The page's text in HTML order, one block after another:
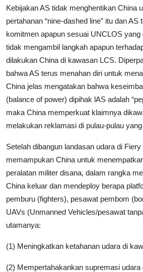
Kebijakan AS tidak menghentikan China
pertahanan “nine-dashed line” itu dan AS
komitmen apapun sesuai UNCLOS
tidak mengambil langkah apapun
dilakukan China di kawasan LCS.
bahwa AS terus menahan diri untuk
China jelas mengatakan bahwa
(balance of power) dipihak lAS adalah
maka China memperkuat klaimnya
melakukan reklamasi di pulau-pulau yang
Setelah dibangun landasan udara di
memampukan China untuk
peralatan militer disana, dalam rangka
China keluar dan mendeploy berapa
pemburu (fighters), pesawat pembom
UAVs (Unmanned Vehicles/pesawat
utamanya:
(1) Meningkatkan ketahanan udara di
(2) Mempertahakankan supremasi udara